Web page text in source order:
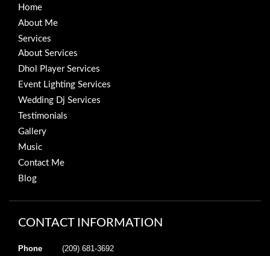
Home
About Me
Services
About Services
Dhol Player Services
Event Lighting Services
Wedding Dj Services
Testimonials
Gallery
Music
Contact Me
Blog
CONTACT INFORMATION
Phone (209) 681-3692